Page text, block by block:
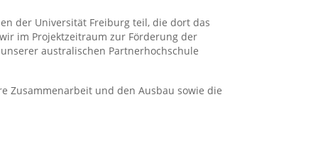
der Universität Freiburg teil, die dort das
im Projektzeitraum zur Förderung der
australischen Partnerhochschule
Zusammenarbeit und den Ausbau sowie die